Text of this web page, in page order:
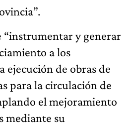
“instrumentar y generar
a los
ejecución de obras de
para la circulación de
el mejoramiento
mediante su